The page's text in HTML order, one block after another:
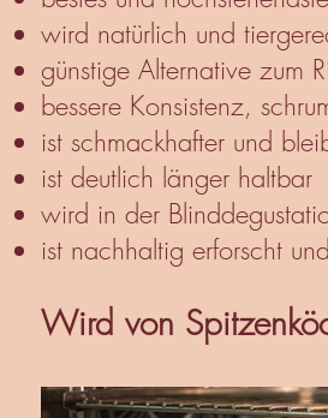
wird natürlich und
günstige Alternative zum
bessere Konsistenz,
ist schmackhafter und
ist deutlich länger haltbar
wird in der
ist nachhaltig erforscht
Wird von